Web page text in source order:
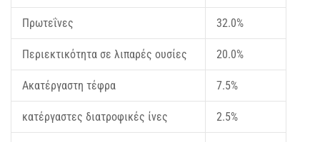
Πρωτεΐνες 32.0%
Περιεκτικότητα σε λιπαρές ουσίες 20.0%
Ακατέργαστη τέφρα 7.5%
κατέργαστες διατροφικές ίνες 2.5%